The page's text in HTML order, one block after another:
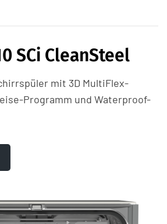
SCi CleanSteel
mit 3D MultiFlex-
Programm und Waterproof-